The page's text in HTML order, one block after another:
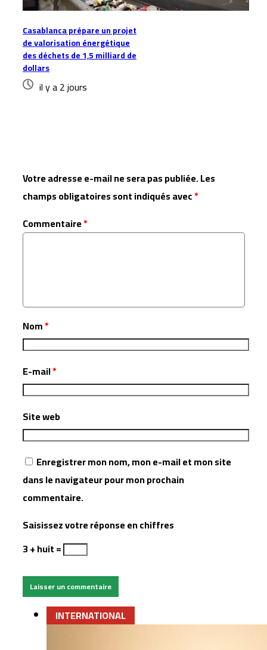
Casablanca prépare un projet
de valorisation énergétique
des déchets de 1,5 milliard de
dollars
il y a 2 jours
Votre adresse e-mail ne sera pas publiée.Les
champs obligatoires sont indiqués avec*
Commentaire*
Nom*
E-mail*
Site web
Enregistrer mon nom, mon e-mail et mon site
dans le navigateur pour mon prochain
commentaire.
Saisissez votre réponse en chiffres
3 + huit =
INTERNATIONAL